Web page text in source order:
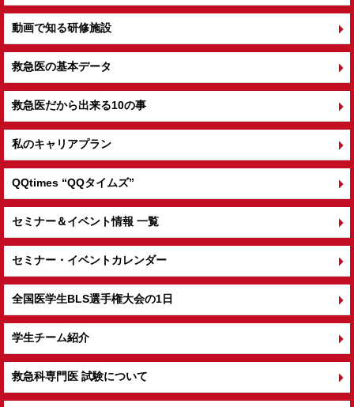
動画で知る研修施設
救急医の基本データ
救急医だから出来る10の事
私のキャリアプラン
QQtimes “QQタイムズ”
セミナー＆イベント情報 一覧
セミナー・イベントカレンダー
全国医学生BLS選手権大会の1日
学生チーム紹介
救急科専門医 試験について